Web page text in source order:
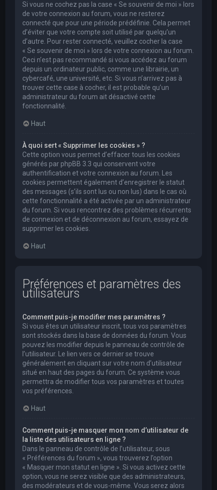
Si vous ne cochez pas la case « Se souvenir de moi » lors
de votre connexion au forum, vous ne resterez
connecté que pour une période prédéfinie. Cela permet
d’éviter que votre compte soit utilisé par quelqu’un
d’autre. Pour rester connecté, veuillez cocher la case
« Se souvenir de moi » lors de votre connexion au forum.
Ceci n’est pas recommandé si vous accédez au forum
depuis un ordinateur public, comme une librairie, un
cybercafé, une université, etc. Si vous n’arrivez pas à
trouver cette case à cocher, il est probable qu’un
administrateur du forum ait désactivé cette
fonctionnalité.
Haut
À quoi sert « Supprimer les cookies » ?
Cette option vous permet d’effacer tous les cookies
générés par phpBB 3.3 qui conservent votre
authentification et votre connexion au forum. Les
cookies permettent également d’enregistrer le statut
des messages (s’ils sont lus ou non lus) dans le cas où
cette fonctionnalité a été activée par un administrateur
du forum. Si vous rencontrez des problèmes récurrents
de connexion et de déconnexion au forum, essayez de
supprimer les cookies.
Haut
Préférences et paramètres des
utilisateurs
Comment puis-je modifier mes paramètres ?
Si vous êtes un utilisateur inscrit, tous vos paramètres
sont stockés dans la base de données du forum. Vous
pouvez les modifier depuis le panneau de contrôle de
l’utilisateur. Le lien vers ce dernier se trouve
généralement en cliquant sur votre nom d’utilisateur
situé en haut des pages du forum. Ce système vous
permettra de modifier tous vos paramètres et toutes
vos préférences.
Haut
Comment puis-je masquer mon nom d’utilisateur de
la liste des utilisateurs en ligne ?
Dans le panneau de contrôle de l’utilisateur, sous
« Préférences du forum », vous trouverez l’option
« Masquer mon statut en ligne ». Si vous activez cette
option, vous ne serez visible que des administrateurs,
des modérateurs et de vous-même. Vous serez alors